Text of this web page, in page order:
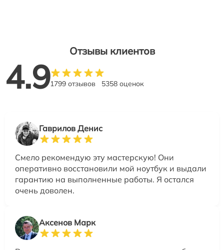
Отзывы клиентов
4.91799 отзывов 5358 оценок
Гаврилов Денис
Смело рекомендую эту мастерскую! Они
оперативно восстановили мой ноутбук и выдали
гарантию на выполненные работы. Я остался
очень доволен.
Аксенов Марк